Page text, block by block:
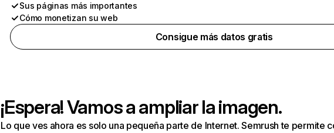
Sus páginas más importantes
Cómo monetizan su web
Consigue más datos gratis
¡Espera! Vamos a ampliar la imagen.
Lo que ves ahora es solo una pequeña parte de Internet. Semrush te permite